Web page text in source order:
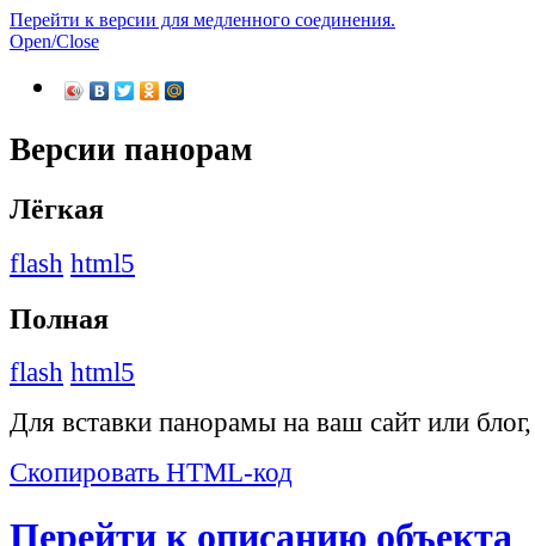
Перейти к версии для медленного соединения.
Open/Close
Версии панорам
Лёгкая
flash html5
Полная
flash html5
Для вставки панорамы на ваш сайт или
Скопировать HTML-код
Перейти к описанию объекта